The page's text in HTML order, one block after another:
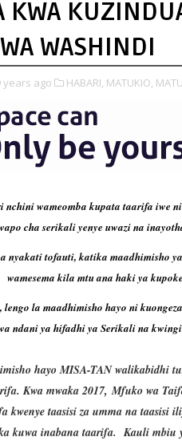
KWA
WASHINDI
years ago HABARI, MATUKIO,
nchini wameomba kupata taarifa iwe
cha serikali yenye uwazi na
nyakati tofauti, katika maadhimisho
wamesema kila mtu ana haki ya
lengo la maadhimisho hayo ni
ndani ya hifadhi ya Serikali na
hayo MISA-TAN walikabidhi
Kwa mwaka 2017, Mfuko wa
kwenye taasisi za umma na taasisi
kuwa inabana taarifa. Kauli mbiu